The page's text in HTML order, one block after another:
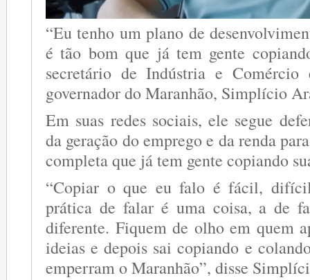
“Eu tenho um plano de
é tão bom que já tem gente
secretário de Indústria e Comércio
governador do Maranhão, Simplício
Em suas redes sociais, ele segue
da geração do emprego e da renda
completa que já tem gente copiando
“Copiar o que eu falo é fácil,
prática de falar é uma coisa, a de
diferente. Fiquem de olho em quem
ideias e depois sai copiando e
emperram o Maranhão”, disse